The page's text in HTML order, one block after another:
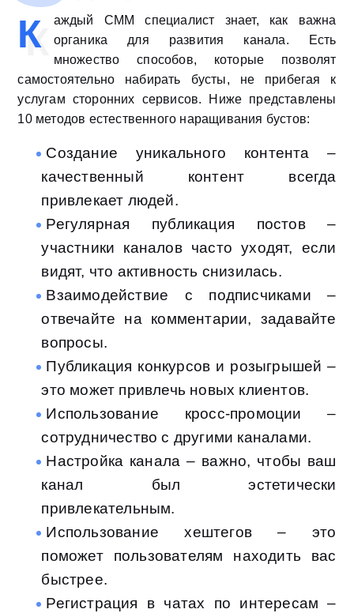
К
аждый СММ специалист знает, как важна
органика для развития канала. Есть
множество способов, которые позволят
самостоятельно набирать бусты, не прибегая к
услугам сторонних сервисов. Ниже представлены
10 методов естественного наращивания бустов:
Создание уникального контента –
качественный контент всегда
привлекает людей.
Регулярная публикация постов –
участники каналов часто уходят, если
видят, что активность снизилась.
Взаимодействие с подписчиками –
отвечайте на комментарии, задавайте
вопросы.
Публикация конкурсов и розыгрышей –
это может привлечь новых клиентов.
Использование кросс-промоции –
сотрудничество с другими каналами.
Настройка канала – важно, чтобы ваш
канал был эстетически
привлекательным.
Использование хештегов – это
поможет пользователям находить вас
быстрее.
Регистрация в чатах по интересам –